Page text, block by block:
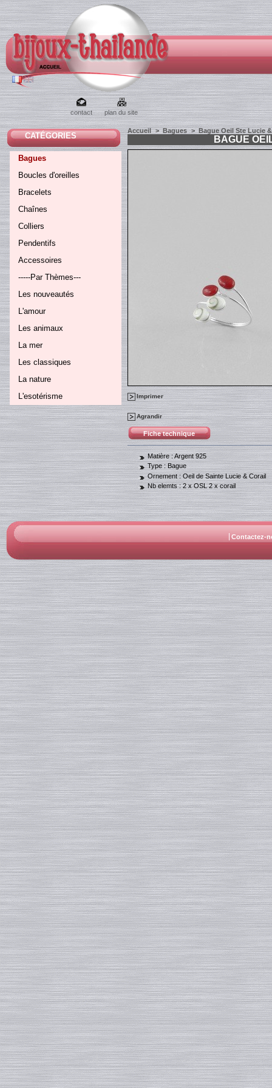
contact plan du site
CATÉGORIES
Bagues
Boucles d'oreilles
Bracelets
Chaînes
Colliers
Pendentifs
Accessoires
-----Par Thèmes---
Les nouveautés
L'amour
Les animaux
La mer
Les classiques
La nature
L'esotérisme
Accueil > Bagues > Bague Oeil Ste Lucie
BAGUE
Imprimer
Agrandir
Fiche technique
Matière : Argent 925
Type : Bague
Ornement :Oeil de Sainte Lucie & Corail
Nb elemts :2 x OSL 2 x corail
Contactez-